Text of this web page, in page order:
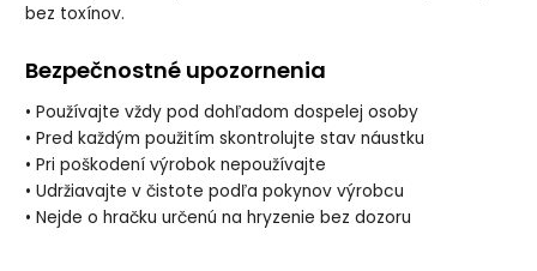
bez toxínov.
Bezpečnostné upozornenia
• Používajte vždy pod dohľadom dospelej osoby
• Pred každým použitím skontrolujte stav náustku
• Pri poškodení výrobok nepoužívajte
• Udržiavajte v čistote podľa pokynov výrobcu
• Nejde o hračku určenú na hryzenie bez dozoru